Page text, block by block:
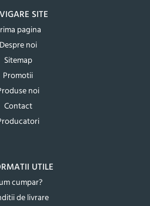
SITE
pagina
Despre noi
Sitemap
Promotii
noi
Contact
UTILE
cumpar?
de livrare